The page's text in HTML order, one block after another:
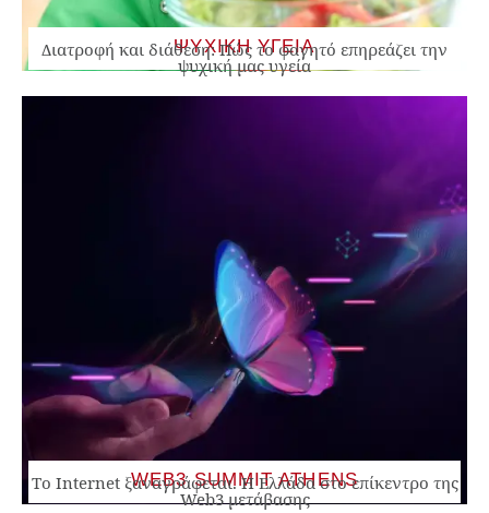
ΨΥΧΙΚΗ ΥΓΕΙΑ
Διατροφή και διάθεση: Πώς το φαγητό επηρεάζει την
ψυχική μας υγεία
WEB3 SUMMIT ATHENS
Το Internet ξαναγράφεται. Η Ελλάδα στο επίκεντρο της
Web3 μετάβασης